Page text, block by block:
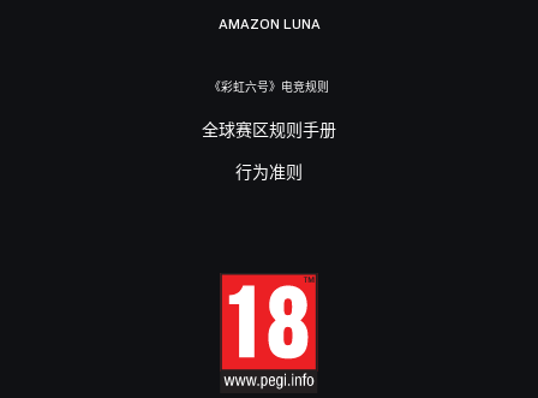
AMAZON LUNA
《彩虹六号》电竞规则
全球赛区规则手册
行为准则